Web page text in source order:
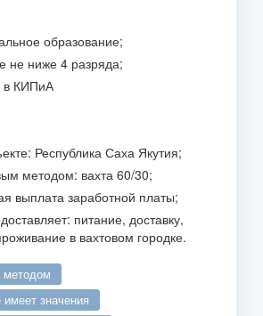
образование;
не ниже 4 разряда;
в КИПиА
Республика Саха Якутия;
методом: вахта 60/30;
выплата заработной платы;
питание, доставку,
в вахтовом городке.
методом
имеет значения